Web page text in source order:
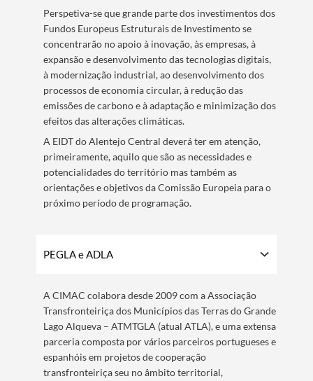
Perspetiva-se que grande parte dos investimentos dos
Fundos Europeus Estruturais de Investimento se
concentrarão no apoio à inovação, às empresas, à
expansão e desenvolvimento das tecnologias digitais,
à modernização industrial, ao desenvolvimento dos
processos de economia circular, à redução das
emissões de carbono e à adaptação e minimização dos
efeitos das alterações climáticas.
A EIDT do Alentejo Central deverá ter em atenção,
primeiramente, aquilo que são as necessidades e
potencialidades do território mas também as
orientações e objetivos da Comissão Europeia para o
próximo período de programação.​
PEGLA e ADLA
A CIMAC colabora desde 2009 com a Associação
Transfronteiriça dos Municípios das Terras do Grande
Lago Alqueva – ATMTGLA (atual ATLA), e uma extensa
parceria composta por vários parceiros portugueses e
espanhóis em projetos de cooperação
transfronteiriça seu no âmbito territorial,